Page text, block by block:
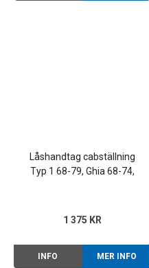
Låshandtag cabställning
Typ 1 68-79, Ghia 68-74,
1 375 KR
INFO MER INFO